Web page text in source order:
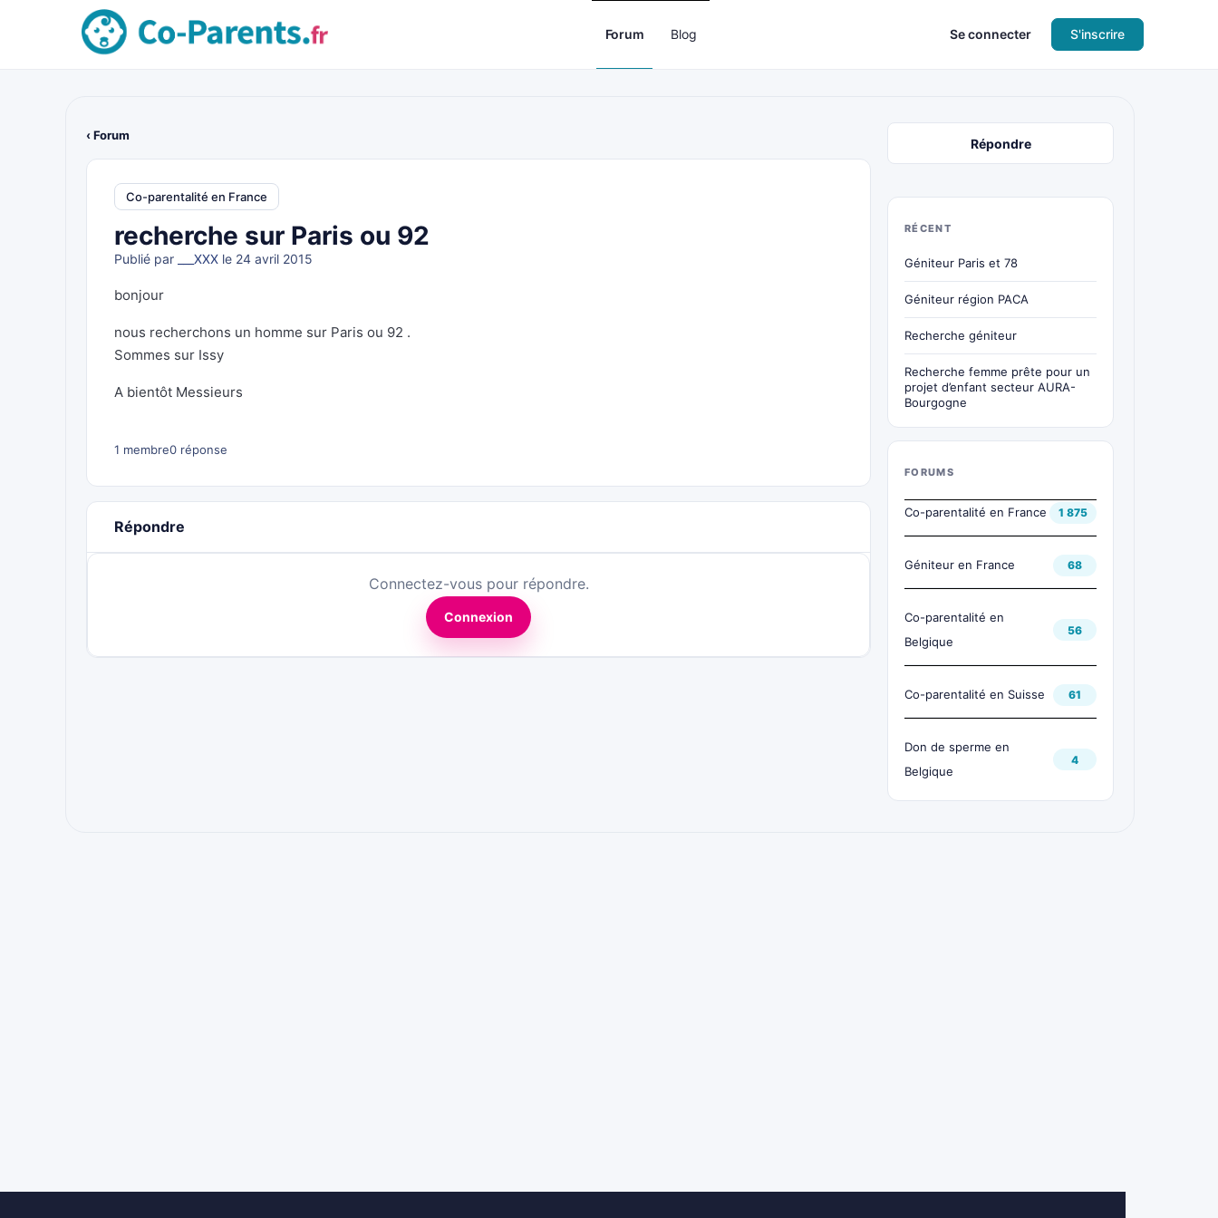
Forum Blog Se connecter S'inscrire
‹ Forum
Co-parentalité en France
recherche sur Paris ou 92
Publié par ___XXX le 24 avril 2015
bonjour
nous recherchons un homme sur Paris ou 92 .
Sommes sur Issy
A bientôt Messieurs
1 membre0 réponse
Répondre
Connectez-vous pour répondre.
Connexion
Répondre
RÉCENT
Géniteur Paris et 78
Géniteur région PACA
Recherche géniteur
Recherche femme prête pour un
projet d’enfant secteur AURA-
Bourgogne
FORUMS
Co-parentalité en France 1 875
Géniteur en France 68
Co-parentalité en
Belgique
56
Co-parentalité en Suisse 61
Don de sperme en
Belgique
4